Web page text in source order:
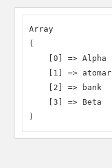
Array
(
    [0] => Alpha
    [1] => atomar
    [2] => bank
    [3] => Beta
)